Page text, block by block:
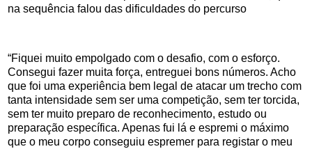
na sequência falou das dificuldades do percurso
“Fiquei muito empolgado com o desafio, com o esforço.
Consegui fazer muita força, entreguei bons números. Acho
que foi uma experiência bem legal de atacar um trecho com
tanta intensidade sem ser uma competição, sem ter torcida,
sem ter muito preparo de reconhecimento, estudo ou
preparação específica. Apenas fui lá e espremi o máximo
que o meu corpo conseguiu espremer para registar o meu